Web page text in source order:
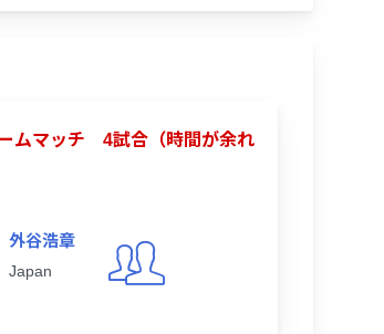
ムマッチ 4試合（時間が余れ
外谷浩章
Japan